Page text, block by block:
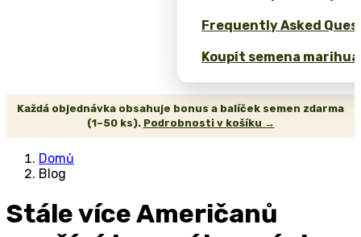
Frequently Asked
Koupit semena
Každá objednávka obsahuje bonus a balíček semen zdarma
(1–50 ks). Podrobnosti v košíku →
Domů
Blog
Stále více Američanů